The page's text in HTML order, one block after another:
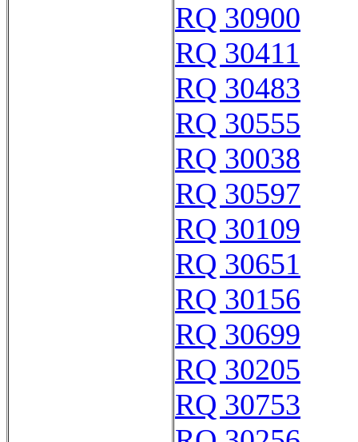
RQ 30900
RQ 30411
RQ 30483
RQ 30555
RQ 30038
RQ 30597
RQ 30109
RQ 30651
RQ 30156
RQ 30699
RQ 30205
RQ 30753